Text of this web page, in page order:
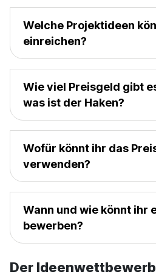
Welche Projektideen
einreichen?
Wie viel Preisgeld gibt
was ist der Haken?
Wofür könnt ihr das
verwenden?
Wann und wie könnt ihr
bewerben?
Der